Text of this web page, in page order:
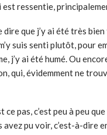
est ressentie,
que j’y ai été très bien
suis senti plutôt, pour
j’y ai été humé. Ou
qui, évidemment ne
ce pas, c’est peu à peu
pu voir, c’est-à-dire